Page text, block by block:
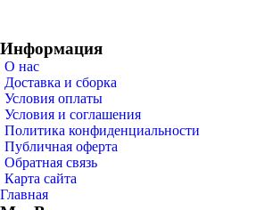
Информация
О нас
Доставка и сборка
Условия оплаты
Условия и соглашения
Политика конфиденциальности
Публичная оферта
Обратная связь
Карта сайта
Главная